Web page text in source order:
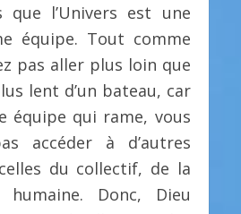
que l’Univers est une
équipe. Tout comme
pas aller plus loin que
lent d’un bateau, car
équipe qui rame, vous
accéder à d’autres
du collectif, de la
Donc, Dieu